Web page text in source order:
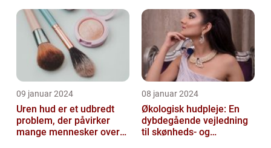
undertiden overset
skønhedspr...
09 januar 2024
Uren hud er et udbredt
problem, der påvirker
mange mennesker over
08 januar 2024
Økologisk hudpleje: En
dybdegående vejledning
til skønheds- og